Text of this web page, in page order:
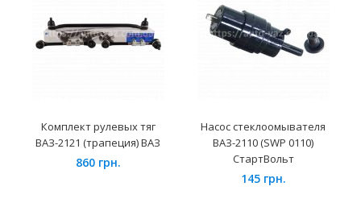
Комплект рулевых тяг
ВАЗ-2121 (трапеция) ВАЗ
860 грн.
Насос стеклоомывателя
ВАЗ-2110 (SWP 0110)
СтартВольт
145 грн.